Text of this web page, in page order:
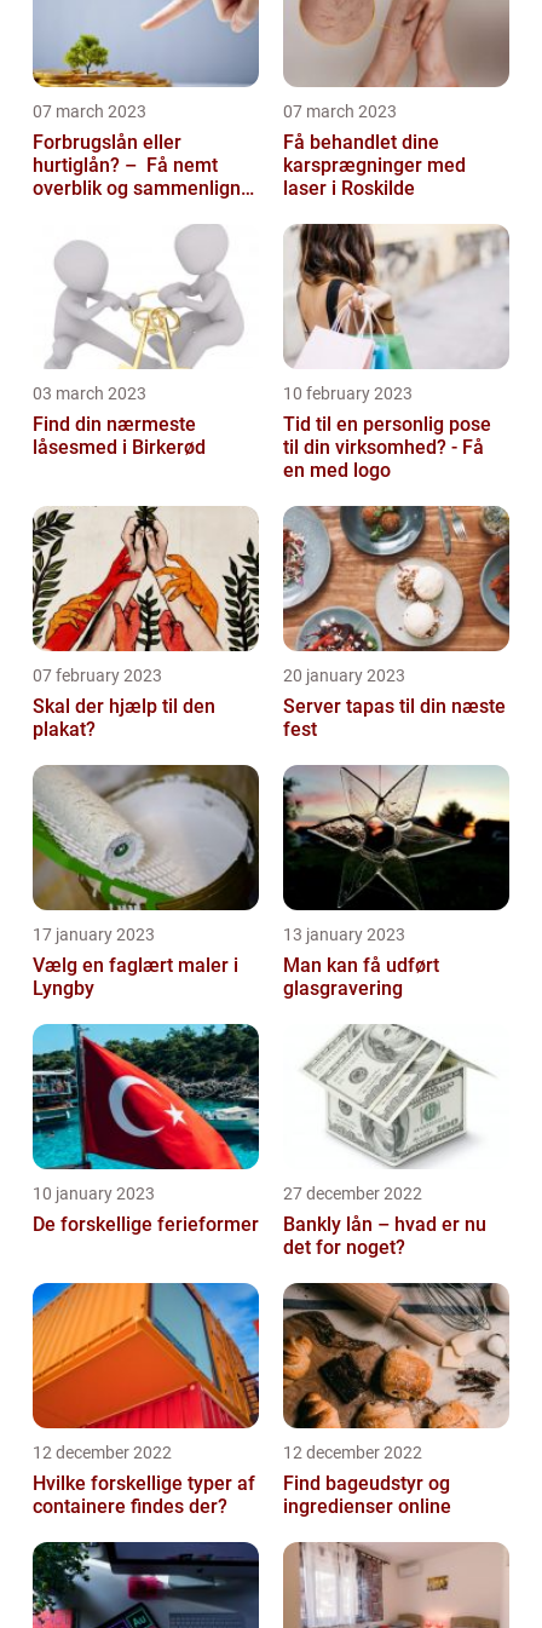
07 march 2023
Forbrugslån eller
hurtiglån? – Få nemt
overblik og sammenlign
07 march 2023
Få behandlet dine
karsprægninger med
laser i Roskilde
03 march 2023
Find din nærmeste
låsesmed i Birkerød
10 february 2023
Tid til en personlig pose
til din virksomhed? - Få
en med logo
07 february 2023
Skal der hjælp til den
plakat?
20 january 2023
Server tapas til din næste
fest
17 january 2023
Vælg en faglært maler i
Lyngby
13 january 2023
Man kan få udført
glasgravering
10 january 2023
De forskellige ferieformer
27 december 2022
Bankly lån – hvad er nu
det for noget?
12 december 2022
Hvilke forskellige typer af
containere findes der?
12 december 2022
Find bageudstyr og
ingredienser online